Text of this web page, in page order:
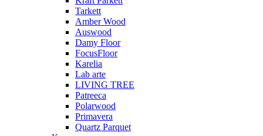
Tarkett
Amber Wood
Auswood
Damy Floor
FocusFloor
Karelia
Lab arte
LIVING TREE
Patreeca
Polarwood
Primavera
Quartz Parquet